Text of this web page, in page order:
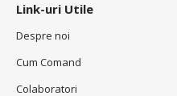
Link-uri Utile
Despre noi
Cum Comand
Colaboratori